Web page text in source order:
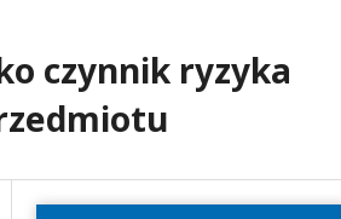
czynnik ryzyka